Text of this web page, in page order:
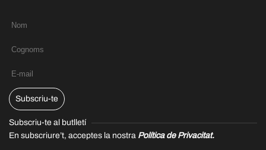
Subscriu-te
Subscriu-te al butlletí
En subscriure’t, acceptes la nostra Política de Privacitat.